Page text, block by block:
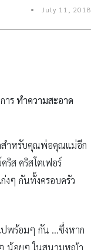
July 11, 2018
ารทำความสะอาด
กสำหรับคุณพ่อคุณแม่อีก
ริส คริสโตเฟอร์
ๆ กันทั้งครอบครัว
พร้อมๆ กัน …ซึ่งหาก
ๆ น้อยๆ ในสนามหญ้า